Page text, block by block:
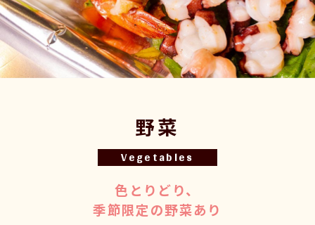
野菜
Vegetables
色とりどり、
季節限定の野菜あり